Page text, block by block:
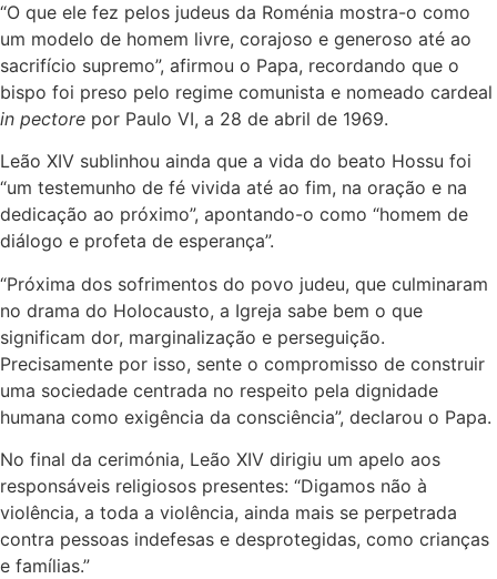
“O que ele fez pelos judeus da Roménia mostra-o como
um modelo de homem livre, corajoso e generoso até ao
sacrifício supremo”, afirmou o Papa, recordando que o
bispo foi preso pelo regime comunista e nomeado cardeal
in pectore por Paulo VI, a 28 de abril de 1969.
Leão XIV sublinhou ainda que a vida do beato Hossu foi
“um testemunho de fé vivida até ao fim, na oração e na
dedicação ao próximo”, apontando-o como “homem de
diálogo e profeta de esperança”.
“Próxima dos sofrimentos do povo judeu, que culminaram
no drama do Holocausto, a Igreja sabe bem o que
significam dor, marginalização e perseguição.
Precisamente por isso, sente o compromisso de construir
uma sociedade centrada no respeito pela dignidade
humana como exigência da consciência”, declarou o Papa.
No final da cerimónia, Leão XIV dirigiu um apelo aos
responsáveis religiosos presentes: “Digamos não à
violência, a toda a violência, ainda mais se perpetrada
contra pessoas indefesas e desprotegidas, como crianças
e famílias.”